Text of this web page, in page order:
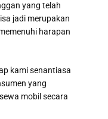
yang telah
jadi merupakan
harapan
kami senantiasa
yang
mobil secara